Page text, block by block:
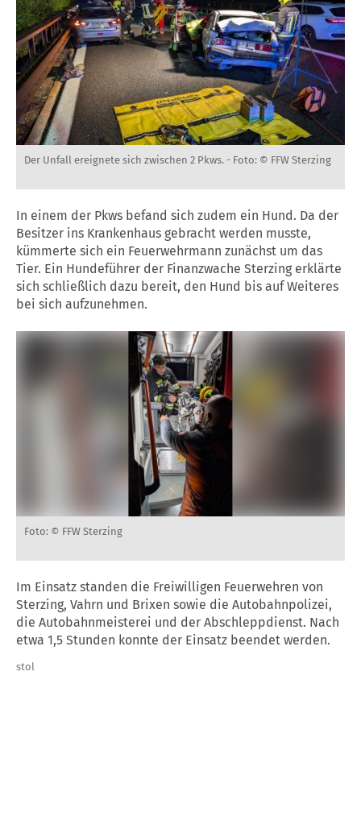
Der Unfall ereignete sich zwischen 2 Pkws. - Foto: © FFW Sterzing
In einem der Pkws befand sich zudem ein Hund. Da der
Besitzer ins Krankenhaus gebracht werden musste,
kümmerte sich ein Feuerwehrmann zunächst um das
Tier. Ein Hundeführer der Finanzwache Sterzing erklärte
sich schließlich dazu bereit, den Hund bis auf Weiteres
bei sich aufzunehmen.
Foto: © FFW Sterzing
Im Einsatz standen die Freiwilligen Feuerwehren von
Sterzing, Vahrn und Brixen sowie die Autobahnpolizei,
die Autobahnmeisterei und der Abschleppdienst. Nach
etwa 1,5 Stunden konnte der Einsatz beendet werden.
stol